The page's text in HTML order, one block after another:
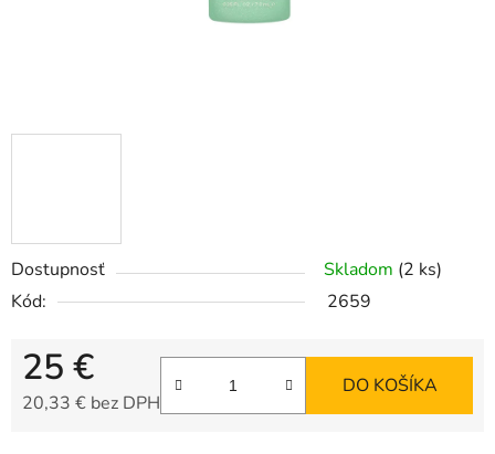
Dostupnosť Skladom (2 ks)
Kód:
2659
25 €
20,33 € bez DPH
DO KOŠÍKA